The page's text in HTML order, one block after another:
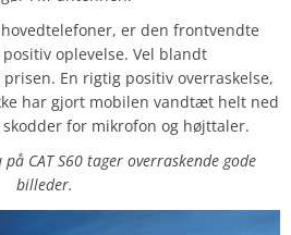
er den frontvendte
oplevelse. Vel blandt
En rigtig positiv overraskelse,
har gjort mobilen vandtæt helt ned
for mikrofon og højttaler.
CAT S60 tager overraskende gode
billeder.